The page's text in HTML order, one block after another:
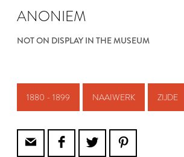
ANONIEM
NOT ON DISPLAY IN THE MUSEUM
1880 - 1899 NAAIWERK ZIJDE